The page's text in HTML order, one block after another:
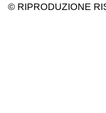
© RIPRODUZIONE